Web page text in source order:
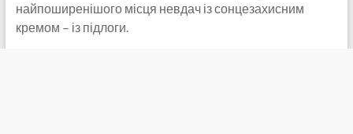
найпоширенішого місця невдач із сонцезахисним
кремом – із підлоги.